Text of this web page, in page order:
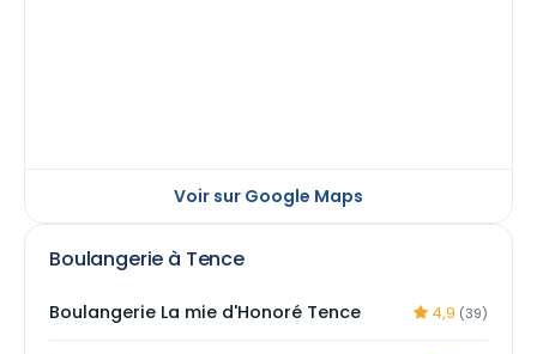
Voir sur Google Maps
Boulangerie à Tence
Boulangerie La mie d'Honoré Tence 4,9 (39)